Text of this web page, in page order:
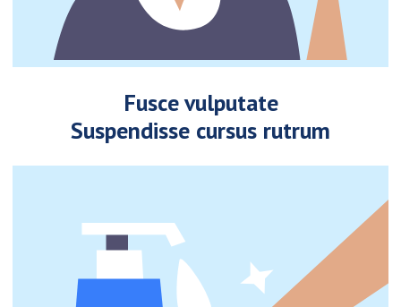
Fusce vulputate
Suspendisse cursus rutrum